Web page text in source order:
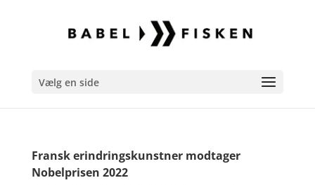
Vælg en side
Fransk erindringskunstner modtager
Nobelprisen 2022